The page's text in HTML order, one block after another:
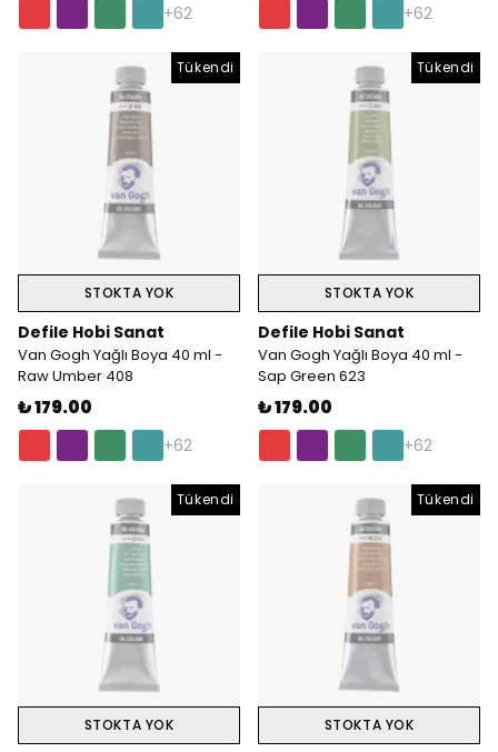
+62 +62
Tükendi
STOKTA YOK
Defile Hobi Sanat
Van Gogh Yağlı Boya 40 ml -
Raw Umber 408
₺ 179.00
+62
Tükendi
STOKTA YOK
Defile Hobi Sanat
Van Gogh Yağlı Boya 40 ml -
Sap Green 623
₺ 179.00
+62
Tükendi
STOKTA YOK
Tükendi
STOKTA YOK